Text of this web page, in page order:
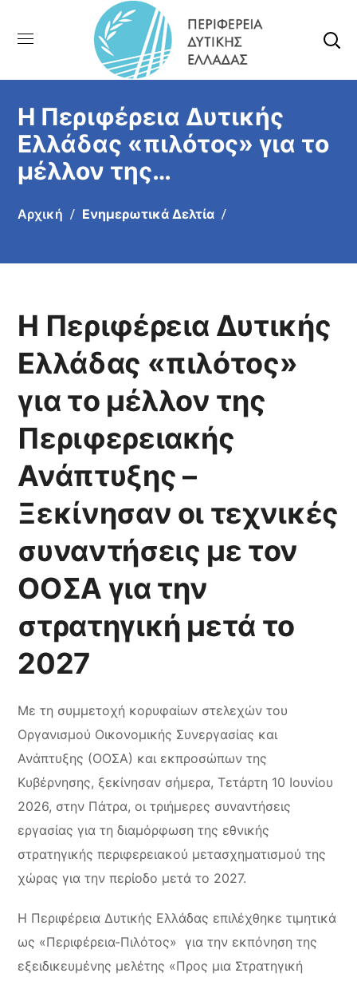
Η Περιφέρεια Δυτικής
Ελλάδας «πιλότος» για το
μέλλον της
Ανάπτυξης – Ξεκίνησαν οι
στρατηγική μετά το 2027
Αρχική Ενημερωτικά Δελτία
Η Περιφέρεια Δυτικής
Ελλάδας «πιλότος»
για το μέλλον της
Περιφερειακής
Ανάπτυξης –
Ξεκίνησαν οι τεχνικές
συναντήσεις με τον
ΟΟΣΑ για την
στρατηγική μετά το
2027
Με τη συμμετοχή κορυφαίων στελεχών του
Οργανισμού Οικονομικής Συνεργασίας και
Ανάπτυξης (ΟΟΣΑ) και εκπροσώπων της
Κυβέρνησης, ξεκίνησαν σήμερα, Τετάρτη 10 Ιουνίου
2026, στην Πάτρα, οι τριήμερες συναντήσεις
εργασίας για τη διαμόρφωση της εθνικής
στρατηγικής περιφερειακού μετασχηματισμού της
χώρας για την περίοδο μετά το 2027.
Η Περιφέρεια Δυτικής Ελλάδας επιλέχθηκε τιμητικά
ως «Περιφέρεια-Πιλότος» για την εκπόνηση της
εξειδικευμένης μελέτης «Προς μια Στρατηγική